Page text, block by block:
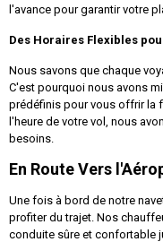
l'avance pour garantir votre
Des Horaires Flexibles
Nous savons que chaque
C'est pourquoi nous avons
prédéfinis pour vous offrir la
l'heure de votre vol, nous
besoins.
En Route Vers
Une fois à bord de notre
profiter du trajet. Nos
conduite sûre et confortable